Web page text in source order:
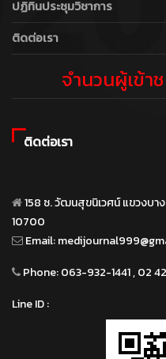
ปฏิทินประชุมวิชาการ
ติดต่อเรา
จำนวนผู้เข้า
ติดต่อเรา
158 ซ. วัฒนสุขนิเวศน์ แขวงบา
10700
Email:
Phone:063-932-1441 , 02
Line ID :